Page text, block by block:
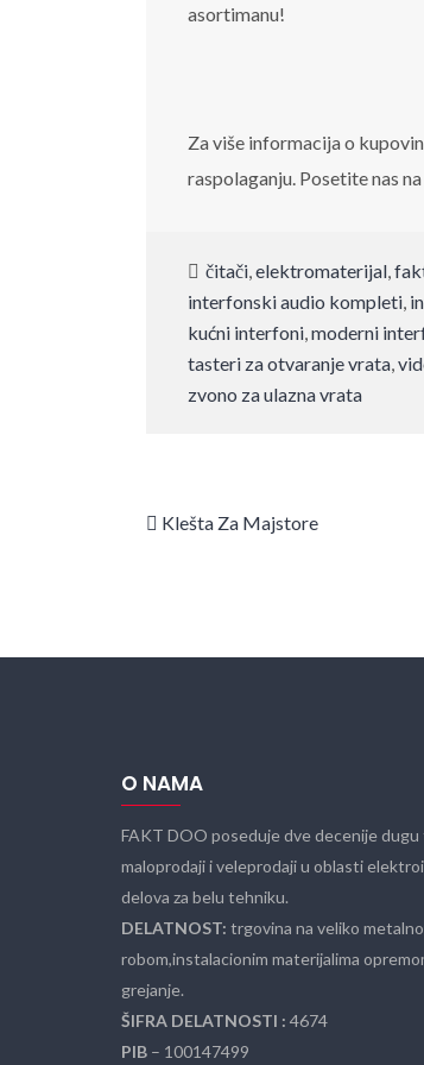
asortimanu!
Za više informacija o
raspolaganju. Posetite nas
čitači,elektromaterijal,
interfonski audio kompleti,
kućni interfoni,moderni
tasteri za otvaranje vrata,
zvono za ulazna vrata
Klešta Za Majstore
O NAMA
FAKT DOO poseduje dve decenije dugu
maloprodaji i veleprodaji u oblasti
delova za belu tehniku.
DELATNOST: trgovina na veliko
robom,instalacionim materijalima
grejanje.
ŠIFRA DELATNOSTI : 4674
PIB – 100147499